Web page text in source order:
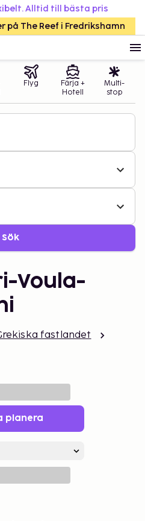
Alltid till bästa pris
på The Reef i Fredrikshamn
Flyg
Färja +
Hotell
Multi-
stop
Sök
Voula-
fastlandet
planera